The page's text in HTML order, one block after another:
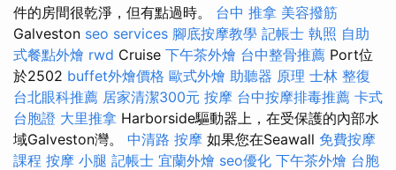
件的房間很乾淨，但有點過時。 台中 推拿 美容撥筋
Galveston seo services 腳底按摩教學 記帳士 執照 自助
式餐點外燴 rwd Cruise 下午茶外燴 台中整骨推薦 Port位
於2502 buffet外燴價格 歐式外燴 助聽器 原理 士林 整復
台北眼科推薦 居家清潔300元 按摩 台中按摩排毒推薦 卡式
台胞證 大里推拿 Harborside驅動器上，在受保護的內部水
域Galveston灣。 中清路 按摩 如果您在Seawall 免費按摩
課程 按摩 小腿 記帳士 宜蘭外燴 seo優化 下午茶外燴 台胞